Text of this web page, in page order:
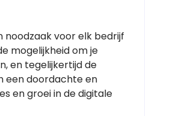
noodzaak voor elk bedrijf
mogelijkheid om je
en tegelijkertijd de
een doordachte en
en groei in de digitale